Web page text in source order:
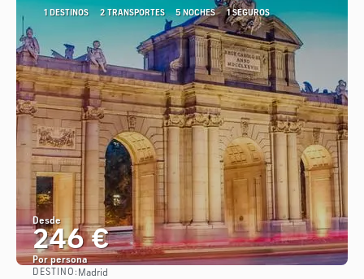
1 DESTINOS 2 TRANSPORTES 5 NOCHES 1 SEGUROS
Desde
246 €
Por persona
DESTINO: Madrid